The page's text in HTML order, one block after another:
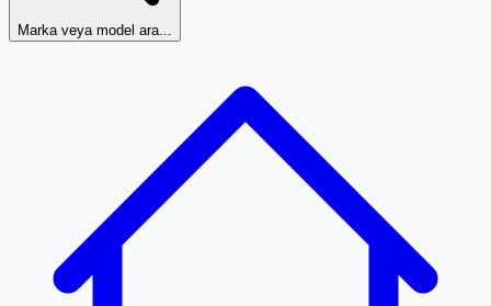
Marka veya model ara...